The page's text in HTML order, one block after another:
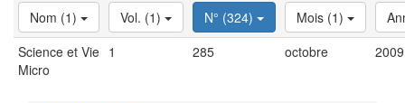
Nom (1) Vol. (1) N° (324) Mois (1)
Science et Vie
Micro
1 285 octobre 2009